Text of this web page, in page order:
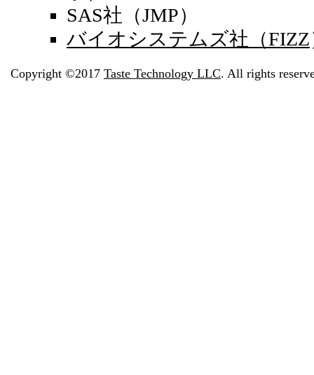
SAS社（JMP）
バイオシステムズ社（FIZZ
Copyright ©2017 Taste Technology LLC. All rights